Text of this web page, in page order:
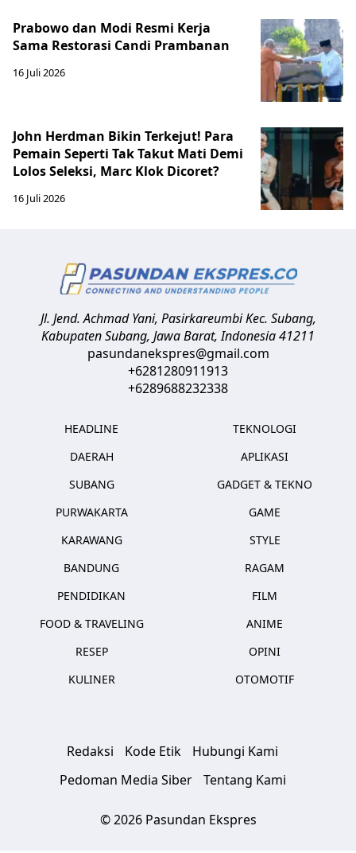
Prabowo dan Modi Resmi Kerja
Sama Restorasi Candi Prambanan
16 Juli 2026
John Herdman Bikin Terkejut! Para
Pemain Seperti Tak Takut Mati Demi
Lolos Seleksi, Marc Klok Dicoret?
16 Juli 2026
Jl. Jend. Achmad Yani, Pasirkareumbi Kec. Subang,
Kabupaten Subang, Jawa Barat,Indonesia41211
pasundanekspres@gmail.com
+6281280911913
+6289688232338
HEADLINE
DAERAH
SUBANG
PURWAKARTA
KARAWANG
BANDUNG
PENDIDIKAN
FOOD & TRAVELING
RESEP
KULINER
TEKNOLOGI
APLIKASI
GADGET & TEKNO
GAME
STYLE
RAGAM
FILM
ANIME
OPINI
OTOMOTIF
Redaksi Kode Etik
Hubungi Kami
Pedoman Media Siber
Tentang Kami
© 2026 Pasundan Ekspres